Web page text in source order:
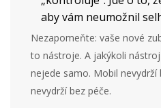
aby vám neumožnil
Nezapomeňte: vaše nové
to nástroje. A jakýkoli
nejede samo. Mobil nevydrží
nevydrží bez péče.